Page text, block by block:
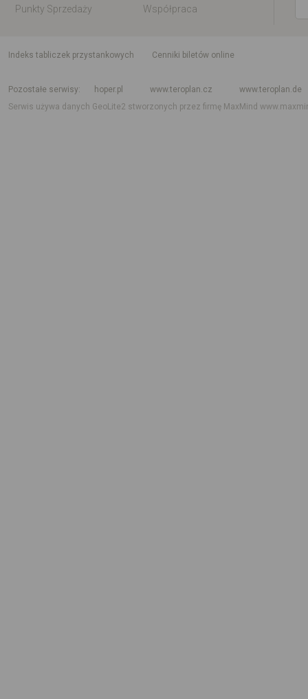
Punkty Sprzedaży
Współpraca
indeks tabliczek przystankowych
Cenniki biletów online
Pozostałe serwisy
hoper.pl www.teroplan.cz
www.teroplan.de
Serwis używa danych GeoLite2 stworzonych przez firmę MaxMind